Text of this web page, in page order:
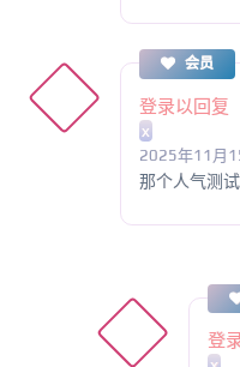
会员
登录以回复
x
2025年11月
那个人气测
登